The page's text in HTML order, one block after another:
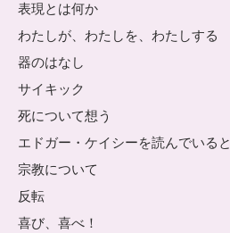
表現とは何か
わたしが、わたしを、わたしする
器のはなし
サイキック
死について想う
エドガー・ケイシーを読んでいると
宗教について
反転
喜び、喜べ！